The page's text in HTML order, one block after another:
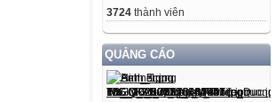
3724 thành viên
QUẢNG CÁO